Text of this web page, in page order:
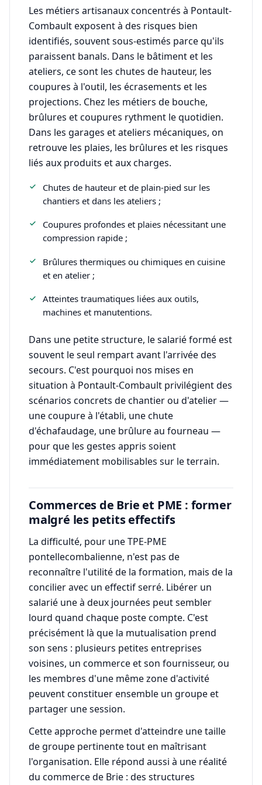
Les métiers artisanaux concentrés à Pontault-
Combault exposent à des risques bien
identifiés, souvent sous-estimés parce qu'ils
paraissent banals. Dans le bâtiment et les
ateliers, ce sont les chutes de hauteur, les
coupures à l'outil, les écrasements et les
projections. Chez les métiers de bouche,
brûlures et coupures rythment le quotidien.
Dans les garages et ateliers mécaniques, on
retrouve les plaies, les brûlures et les risques
liés aux produits et aux charges.
Chutes de hauteur et de plain-pied sur les
chantiers et dans les ateliers ;
Coupures profondes et plaies nécessitant une
compression rapide ;
Brûlures thermiques ou chimiques en cuisine
et en atelier ;
Atteintes traumatiques liées aux outils,
machines et manutentions.
Dans une petite structure, le salarié formé est
souvent le seul rempart avant l'arrivée des
secours. C'est pourquoi nos mises en
situation à Pontault-Combault privilégient des
scénarios concrets de chantier ou d'atelier —
une coupure à l'établi, une chute
d'échafaudage, une brûlure au fourneau —
pour que les gestes appris soient
immédiatement mobilisables sur le terrain.
Commerces de Brie et PME : former
malgré les petits effectifs
La difficulté, pour une TPE-PME
pontellecombalienne, n'est pas de
reconnaître l'utilité de la formation, mais de la
concilier avec un effectif serré. Libérer un
salarié une à deux journées peut sembler
lourd quand chaque poste compte. C'est
précisément là que la mutualisation prend
son sens : plusieurs petites entreprises
voisines, un commerce et son fournisseur, ou
les membres d'une même zone d'activité
peuvent constituer ensemble un groupe et
partager une session.
Cette approche permet d'atteindre une taille
de groupe pertinente tout en maîtrisant
l'organisation. Elle répond aussi à une réalité
du commerce de Brie : des structures